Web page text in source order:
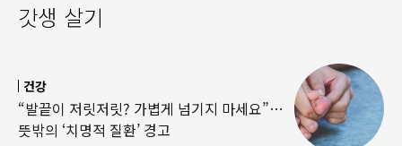
갓생 살기
건강
“발끝이 저릿저릿? 가볍게 넘기지 마세요”…
뜻밖의 ‘치명적 질환’ 경고